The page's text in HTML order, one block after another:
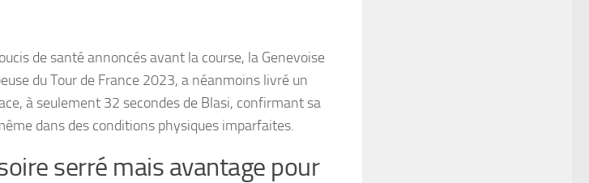
de santé annoncés avant la course, la Genevoise
du Tour de France 2023, a néanmoins livré un
à seulement 32 secondes de Blasi, confirmant sa
dans des conditions physiques imparfaites.
serré mais avantage pour